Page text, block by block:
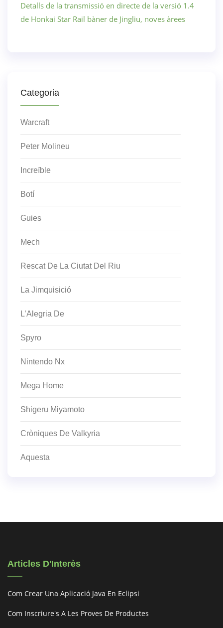
Detalls de la transmissió en directe de la versió 1.4
de Honkai Star Rail bàner de Jingliu, noves àrees
Categoria
Warcraft
Peter Molineu
Increïble
Botí
Guies
Mech
Rescat De La Ciutat Del Riu
La Jimquisició
L’Alegria De
Spyro
Nintendo Nx
Mega Home
Shigeru Miyamoto
Cròniques De Valkyria
Aquesta
Articles D'Interès
Com Crear Una Aplicació Java En Eclipsi
Com Inscriure's A Les Proves De Productes